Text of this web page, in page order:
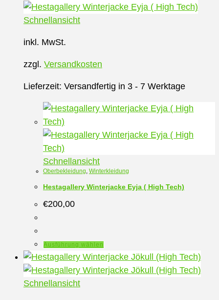
Schnellansicht
inkl. MwSt.
zzgl. Versandkosten
Lieferzeit: Versandfertig in 3 - 7 Werktage
Schnellansicht
Oberbekleidung, Winterkleidung
Hestagallery Winterjacke Eyja ( High Tech)
€200,00
Ausführung wählen
Produkt
weist
Schnellansicht